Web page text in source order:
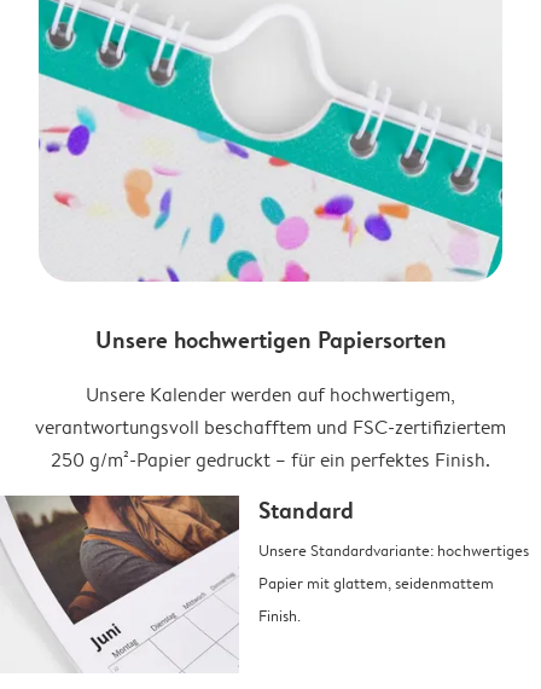
Unsere hochwertigen Papiersorten
Unsere Kalender werden auf hochwertigem,
verantwortungsvoll beschafftem und FSC-zertifiziertem
250 g/m²-Papier gedruckt – für ein perfektes Finish.
Standard
Unsere Standardvariante: hochwertiges
Papier mit glattem, seidenmattem
Finish.